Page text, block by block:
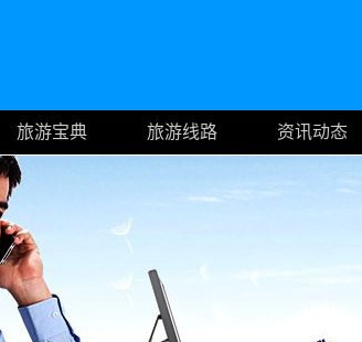
旅游宝典 旅游线路 资讯动态